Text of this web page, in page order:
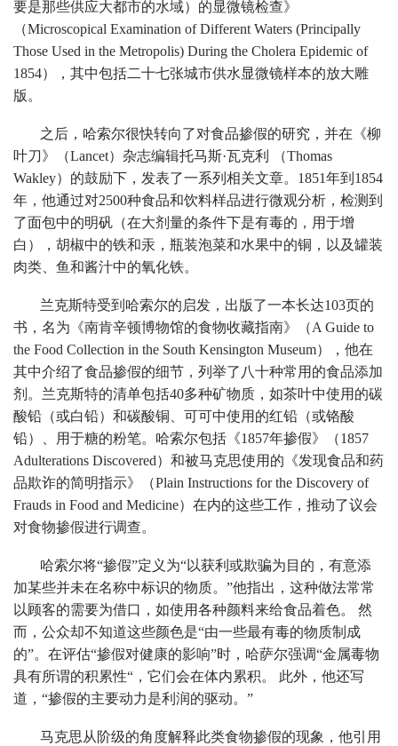
要是那些供应大都市的水域）的显微镜检查》
（Microscopical Examination of Different Waters (Principally
Those Used in the Metropolis) During the Cholera Epidemic of
1854），其中包括二十七张城市供水显微镜样本的放大雕
版。
之后，哈索尔很快转向了对食品掺假的研究，并在《柳
叶刀》（Lancet）杂志编辑托马斯·瓦克利 （Thomas
Wakley）的鼓励下，发表了一系列相关文章。1851年到1854
年，他通过对2500种食品和饮料样品进行微观分析，检测到
了面包中的明矾（在大剂量的条件下是有毒的，用于增
白），胡椒中的铁和汞，瓶装泡菜和水果中的铜，以及罐装
肉类、鱼和酱汁中的氧化铁。
兰克斯特受到哈索尔的启发，出版了一本长达103页的
书，名为《南肯辛顿博物馆的食物收藏指南》（A Guide to
the Food Collection in the South Kensington Museum），他在
其中介绍了食品掺假的细节，列举了八十种常用的食品添加
剂。兰克斯特的清单包括40多种矿物质，如茶叶中使用的碳
酸铅（或白铅）和碳酸铜、可可中使用的红铅（或铬酸
铅）、用于糖的粉笔。哈索尔包括《1857年掺假》（1857
Adulterations Discovered）和被马克思使用的《发现食品和药
品欺诈的简明指示》（Plain Instructions for the Discovery of
Frauds in Food and Medicine）在内的这些工作，推动了议会
对食物掺假进行调查。
哈索尔将“掺假”定义为“以获利或欺骗为目的，有意添
加某些并未在名称中标识的物质。”他指出，这种做法常常
以顾客的需要为借口，如使用各种颜料来给食品着色。 然
而，公众却不知道这些颜色是“由一些最有毒的物质制成
的”。在评估“掺假对健康的影响”时，哈萨尔强调“金属毒物
具有所谓的积累性“，它们会在体内累积。 此外，他还写
道，“掺假的主要动力是利润的驱动。”
马克思从阶级的角度解释此类食物掺假的现象，他引用